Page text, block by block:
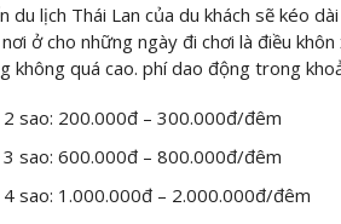
du lịch Thái Lan của du khách sẽ kéo
ở cho những ngày đi chơi là điều
không quá cao. phí dao động trong
2 sao: 200.000đ – 300.000đ/đêm
3 sao: 600.000đ – 800.000đ/đêm
4 sao: 1.000.000đ – 2.000.000đ/đêm